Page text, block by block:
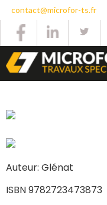
contact@microfor-ts.fr
Auteur: Glénat
ISBN 9782723473873